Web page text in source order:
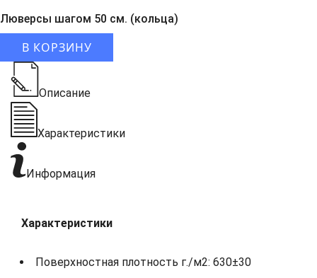
Люверсы шагом 50 см. (кольца)
В КОРЗИНУ
Описание
Характеристики
Информация
Характеристики
Поверхностная плотность г./м2: 630±30